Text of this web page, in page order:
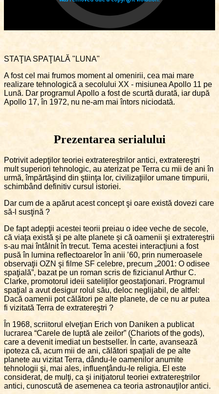
STAŢIA SPAŢIALĂ "LUNA"
A fost cel mai frumos moment al omenirii, cea mai mare
realizare tehnologică a secolului XX - misiunea Apollo 11 pe
Lună. Dar programul Apollo a fost de scurtă durată, iar după
Apollo 17, în 1972, nu ne-am mai întors niciodată.
Prezentarea serialului
Potrivit adepţilor teoriei extratereştrilor antici, extratereştri
mult superiori tehnologic, au aterizat pe Terra cu mii de ani în
urmă, împărtăşind din ştiinţa lor, civilizaţiilor umane timpurii,
schimbând definitiv cursul istoriei.
Dar cum de a apărut acest concept şi oare există dovezi care
să-l susţină ?
De fapt adepţii acestei teorii preiau o idee veche de secole,
că viaţa există şi pe alte planete şi că oamenii şi extratereştrii
s-au mai întâlnit în trecut. Tema acestei interacţiuni a fost
pusă în lumina reflectoarelor în anii ’60, prin numeroasele
observaţii OZN şi filme SF celebre, precum „2001: O odisee
spaţială”, bazat pe un roman scris de fizicianul Arthur C.
Clarke, promotorul ideii sateliţilor geostaţionari. Programul
spaţial a avut desigur rolul său, deloc neglijabil, de altfel:
Dacă oamenii pot călători pe alte planete, de ce nu ar putea
fi vizitată Terra de extratereştri ?
În 1968, scriitorul elveţian Erich von Daniken a publicat
lucrarea “Carele de luptă ale zeilor” (Chariots of the gods),
care a devenit imediat un bestseller. În carte, avansează
ipoteza că, acum mii de ani, călători spaţiali de pe alte
planete au vizitat Terra, dându-le oamenilor anumite
tehnologii şi, mai ales, influenţându-le religia. El este
considerat, de mulţi, ca şi iniţiatorul teoriei extratereştrilor
antici, cunoscută de asemenea ca teoria astronauţilor antici.